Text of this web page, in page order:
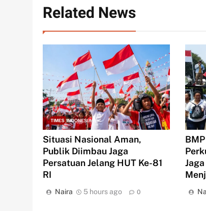
Related News
Situasi Nasional Aman,
Publik Diimbau Jaga
Persatuan Jelang HUT Ke-81
RI
Naira 5 hours ago 0